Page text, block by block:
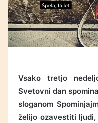
Vsako tretjo
Svetovni dan
sloganom
želijo ozavestiti